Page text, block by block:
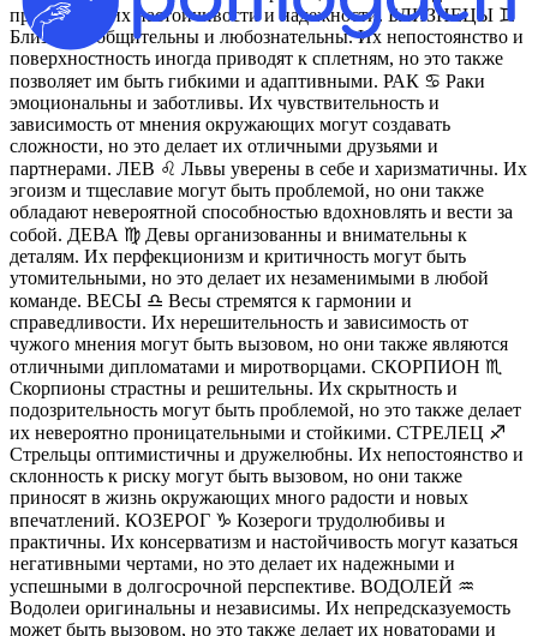
проявление их настойчивости и надежности. БЛИЗНЕЦЫ ♊️
Близнецы общительны и любознательны. Их непостоянство и
поверхностность иногда приводят к сплетням, но это также
позволяет им быть гибкими и адаптивными. РАК ♋️ Раки
эмоциональны и заботливы. Их чувствительность и
зависимость от мнения окружающих могут создавать
сложности, но это делает их отличными друзьями и
партнерами. ЛЕВ ♌️ Львы уверены в себе и харизматичны. Их
эгоизм и тщеславие могут быть проблемой, но они также
обладают невероятной способностью вдохновлять и вести за
собой. ДЕВА ♍️ Девы организованны и внимательны к
деталям. Их перфекционизм и критичность могут быть
утомительными, но это делает их незаменимыми в любой
команде. ВЕСЫ ♎️ Весы стремятся к гармонии и
справедливости. Их нерешительность и зависимость от
чужого мнения могут быть вызовом, но они также являются
отличными дипломатами и миротворцами. СКОРПИОН ♏️
Скорпионы страстны и решительны. Их скрытность и
подозрительность могут быть проблемой, но это также делает
их невероятно проницательными и стойкими. СТРЕЛЕЦ ♐️
Стрельцы оптимистичны и дружелюбны. Их непостоянство и
склонность к риску могут быть вызовом, но они также
приносят в жизнь окружающих много радости и новых
впечатлений. КОЗЕРОГ ♑️ Козероги трудолюбивы и
практичны. Их консерватизм и настойчивость могут казаться
негативными чертами, но это делает их надежными и
успешными в долгосрочной перспективе. ВОДОЛЕЙ ♒️
Водолеи оригинальны и независимы. Их непредсказуемость
может быть вызовом, но это также делает их новаторами и